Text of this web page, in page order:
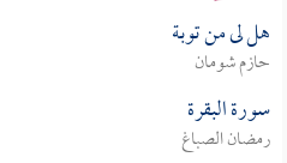
هل لى من توبة
حازم شومان
سورة البقرة
رمضان الصباغ